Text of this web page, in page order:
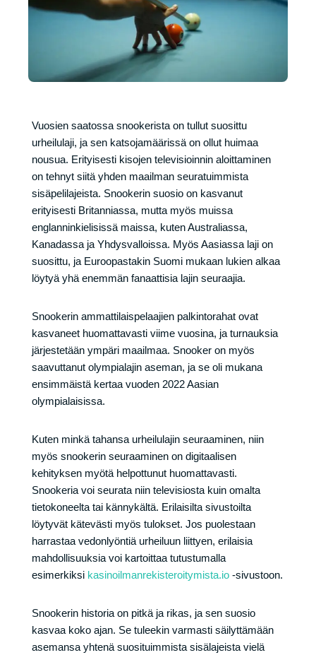
Vuosien saatossa snookerista on tullut suosittu
urheilulaji, ja sen katsojamäärissä on ollut huimaa
nousua. Erityisesti kisojen televisioinnin aloittaminen
on tehnyt siitä yhden maailman seuratuimmista
sisäpelilajeista. Snookerin suosio on kasvanut
erityisesti Britanniassa, mutta myös muissa
englanninkielisissä maissa, kuten Australiassa,
Kanadassa ja Yhdysvalloissa. Myös Aasiassa laji on
suosittu, ja Euroopastakin Suomi mukaan lukien alkaa
löytyä yhä enemmän fanaattisia lajin seuraajia.
Snookerin ammattilaispelaajien palkintorahat ovat
kasvaneet huomattavasti viime vuosina, ja turnauksia
järjestetään ympäri maailmaa. Snooker on myös
saavuttanut olympialajin aseman, ja se oli mukana
ensimmäistä kertaa vuoden 2022 Aasian
olympialaisissa.
Kuten minkä tahansa urheilulajin seuraaminen, niin
myös snookerin seuraaminen on digitaalisen
kehityksen myötä helpottunut huomattavasti.
Snookeria voi seurata niin televisiosta kuin omalta
tietokoneelta tai kännykältä. Erilaisilta sivustoilta
löytyvät kätevästi myös tulokset. Jos puolestaan
harrastaa vedonlyöntiä urheiluun liittyen, erilaisia
mahdollisuuksia voi kartoittaa tutustumalla
esimerkiksi kasinoilmanrekisteroitymista.io -sivustoon.
Snookerin historia on pitkä ja rikas, ja sen suosio
kasvaa koko ajan. Se tuleekin varmasti säilyttämään
asemansa yhtenä suosituimmista sisälajeista vielä